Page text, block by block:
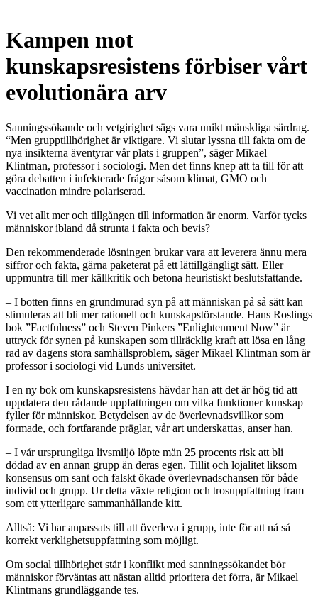
Kampen mot
kunskapsresistens förbiser vårt
evolutionära arv
Sanningssökande och vetgirighet sägs vara unikt mänskliga särdrag.
“Men grupptillhörighet är viktigare. Vi slutar lyssna till fakta om de
nya insikterna äventyrar vår plats i gruppen”, säger Mikael
Klintman, professor i sociologi. Men det finns knep att ta till för att
göra debatten i infekterade frågor såsom klimat, GMO och
vaccination mindre polariserad.
Vi vet allt mer och tillgången till information är enorm. Varför tycks
människor ibland då strunta i fakta och bevis?
Den rekommenderade lösningen brukar vara att leverera ännu mera
siffror och fakta, gärna paketerat på ett lättillgängligt sätt. Eller
uppmuntra till mer källkritik och betona heuristiskt beslutsfattande.
– I botten finns en grundmurad syn på att människan på så sätt kan
stimuleras att bli mer rationell och kunskapstörstande. Hans Roslings
bok ”Factfulness” och Steven Pinkers ”Enlightenment Now” är
uttryck för synen på kunskapen som tillräcklig kraft att lösa en lång
rad av dagens stora samhällsproblem, säger Mikael Klintman som är
professor i sociologi vid Lunds universitet.
I en ny bok om kunskapsresistens hävdar han att det är hög tid att
uppdatera den rådande uppfattningen om vilka funktioner kunskap
fyller för människor. Betydelsen av de överlevnadsvillkor som
formade, och fortfarande präglar, vår art underskattas, anser han.
– I vår ursprungliga livsmiljö löpte män 25 procents risk att bli
dödad av en annan grupp än deras egen. Tillit och lojalitet liksom
konsensus om sant och falskt ökade överlevnadschansen för både
individ och grupp. Ur detta växte religion och trosuppfattning fram
som ett ytterligare sammanhållande kitt.
Alltså: Vi har anpassats till att överleva i grupp, inte för att nå så
korrekt verklighetsuppfattning som möjligt.
Om social tillhörighet står i konflikt med sanningssökandet bör
människor förväntas att nästan alltid prioritera det förra, är Mikael
Klintmans grundläggande tes.